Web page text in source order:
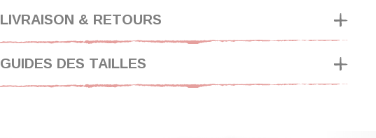
LIVRAISON & RETOURS
GUIDES DES TAILLES